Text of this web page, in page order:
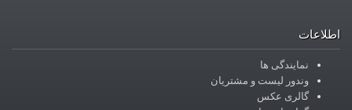
اطلاعات
نمایندگی ها
وندور لیست و مشتریان
گالری عکس